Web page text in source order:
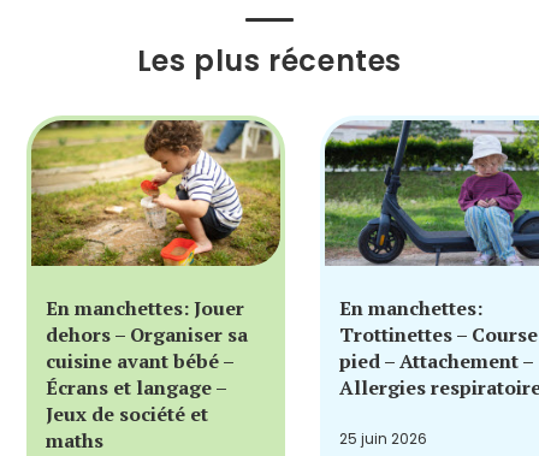
Les plus récentes
En manchettes: Jouer
dehors – Organiser sa
cuisine avant bébé –
Écrans et langage –
Jeux de société et
maths
En manchettes:
Trottinettes –
pied – Attachement –
Allergies
25 juin 2026